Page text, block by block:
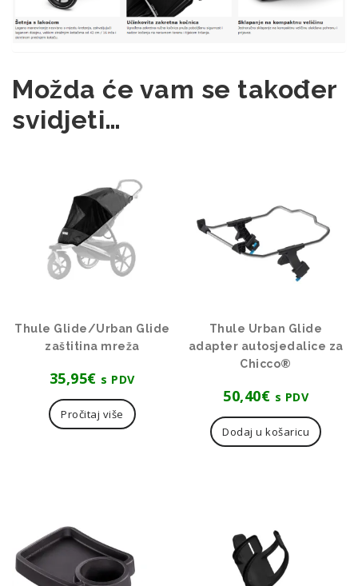
Možda će vam se također
svidjeti…
Thule Glide/Urban Glide
zaštitina mreža
35,95€ s PDV
Pročitaj više
Thule Urban Glide
adapter autosjedalice za
Chicco®
50,40€ s PDV
Dodaj u košaricu